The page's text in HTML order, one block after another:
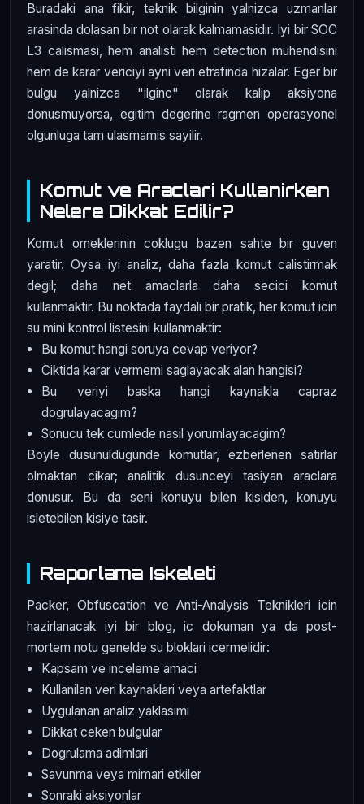
Buradaki ana fikir, teknik bilginin yalnizca uzmanlar
arasinda dolasan bir not olarak kalmamasidir. Iyi bir SOC
L3 calismasi, hem analisti hem detection muhendisini
hem de karar vericiyi ayni veri etrafinda hizalar. Eger bir
bulgu yalnizca "ilginc" olarak kalip aksiyona
donusmuyorsa, egitim degerine ragmen operasyonel
olgunluga tam ulasmamis sayilir.
Komut ve Araclari Kullanirken
Nelere Dikkat Edilir?
Komut orneklerinin coklugu bazen sahte bir guven
yaratir. Oysa iyi analiz, daha fazla komut calistirmak
degil; daha net amaclarla daha secici komut
kullanmaktir. Bu noktada faydali bir pratik, her komut icin
su mini kontrol listesini kullanmaktir:
Bu komut hangi soruya cevap veriyor?
Ciktida karar vermemi saglayacak alan hangisi?
Bu veriyi baska hangi kaynakla capraz
dogrulayacagim?
Sonucu tek cumlede nasil yorumlayacagim?
Boyle dusunuldugunde komutlar, ezberlenen satirlar
olmaktan cikar; analitik dusunceyi tasiyan araclara
donusur. Bu da seni konuyu bilen kisiden, konuyu
isletebilen kisiye tasir.
Raporlama Iskeleti
Packer, Obfuscation ve Anti-Analysis Teknikleri icin
hazirlanacak iyi bir blog, ic dokuman ya da post-
mortem notu genelde su bloklari icermelidir:
Kapsam ve inceleme amaci
Kullanilan veri kaynaklari veya artefaktlar
Uygulanan analiz yaklasimi
Dikkat ceken bulgular
Dogrulama adimlari
Savunma veya mimari etkiler
Sonraki aksiyonlar